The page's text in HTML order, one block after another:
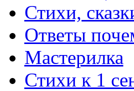
Стихи,
Ответы
Мастерилка
Стихи к 1